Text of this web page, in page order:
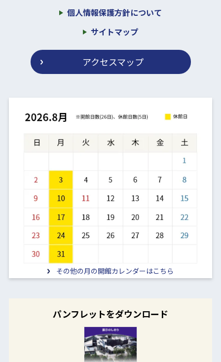
個人情報保護方針について
サイトマップ
その他の月の開館カレンダーはこちら
アクセスマップ
パンフレットをダウンロード